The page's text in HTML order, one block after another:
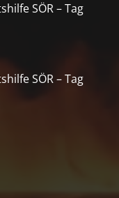
SÖR – Tag
SÖR – Tag